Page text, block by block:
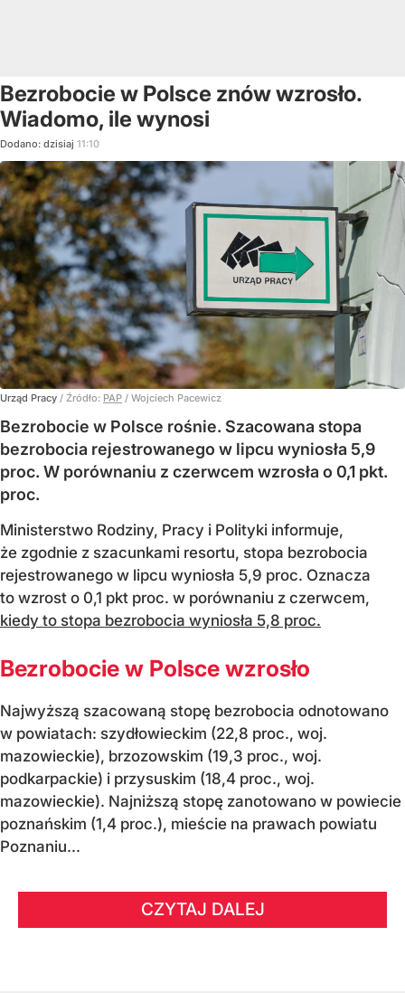
Bezrobocie w Polsce znów wzrosło.
Wiadomo, ile wynosi
Dodano: dzisiaj 11:10
Urząd Pracy / Źródło: PAP / Wojciech Pacewicz
Bezrobocie w Polsce rośnie. Szacowana stopa
bezrobocia rejestrowanego w lipcu wyniosła 5,9
proc. W porównaniu z czerwcem wzrosła o 0,1 pkt.
proc.
Ministerstwo Rodziny, Pracy i Polityki informuje,
że zgodnie z szacunkami resortu, stopa bezrobocia
rejestrowanego w lipcu wyniosła 5,9 proc. Oznacza
to wzrost o 0,1 pkt proc. w porównaniu z czerwcem,
kiedy to stopa bezrobocia wyniosła 5,8 proc.
Bezrobocie w Polsce wzrosło
Najwyższą szacowaną stopę bezrobocia odnotowano
w powiatach: szydłowieckim (22,8 proc., woj.
mazowieckie), brzozowskim (19,3 proc., woj.
podkarpackie) i przysuskim (18,4 proc., woj.
mazowieckie). Najniższą stopę zanotowano w powiecie
poznańskim (1,4 proc.), mieście na prawach powiatu
Poznaniu...
CZYTAJ DALEJ